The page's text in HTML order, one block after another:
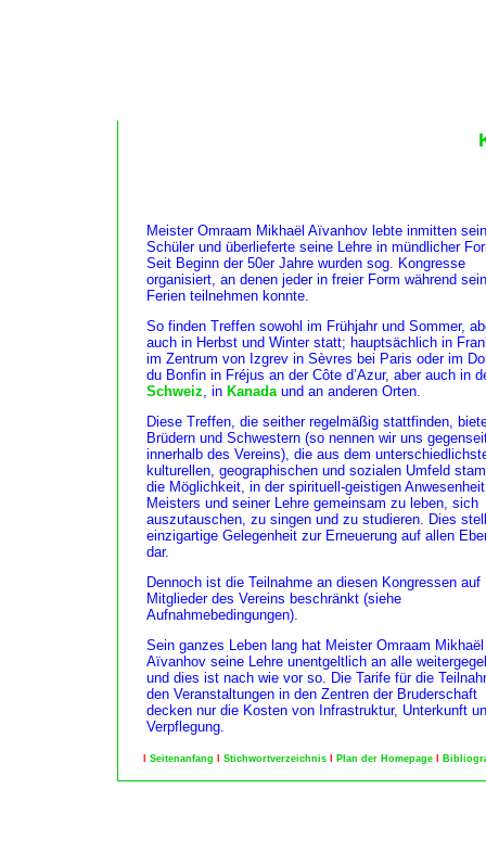
Meister Omraam Mikhaël Aïvanhov lebte inmitten
Schüler und überlieferte seine Lehre in mündlicher
Seit Beginn der 50er Jahre wurden sog. Kongresse
organisiert, an denen jeder in freier Form während
Ferien teilnehmen konnte.
So finden Treffen sowohl im Frühjahr und Sommer,
auch in Herbst und Winter statt; hauptsächlich in
im Zentrum von Izgrev in Sèvres bei Paris oder im
du Bonfin in Fréjus an der Côte d’Azur, aber auch in
Schweiz, in Kanadaund an anderen Orten.
Diese Treffen, die seither regelmäßig stattfinden,
Brüdern und Schwestern (so nennen wir uns
innerhalb des Vereins), die aus dem
kulturellen, geographischen und sozialen Umfeld
die Möglichkeit, in der spirituell-geistigen
Meisters und seiner Lehre gemeinsam zu leben, sich
auszutauschen, zu singen und zu studieren. Dies
einzigartige Gelegenheit zur Erneuerung auf allen
dar.
Dennoch ist die Teilnahme an diesen Kongressen auf
Mitglieder des Vereins beschränkt (siehe
Aufnahmebedingungen).
Sein ganzes Leben lang hat Meister Omraam Mikhaël
Aïvanhov seine Lehre unentgeltlich an alle
und dies ist nach wie vor so. Die Tarife für die
den Veranstaltungen in den Zentren der Bruderschaft
decken nur die Kosten von Infrastruktur, Unterkunft
Verpflegung.
Seitenanfang Stichwortverzeichnis Plan der Homepage